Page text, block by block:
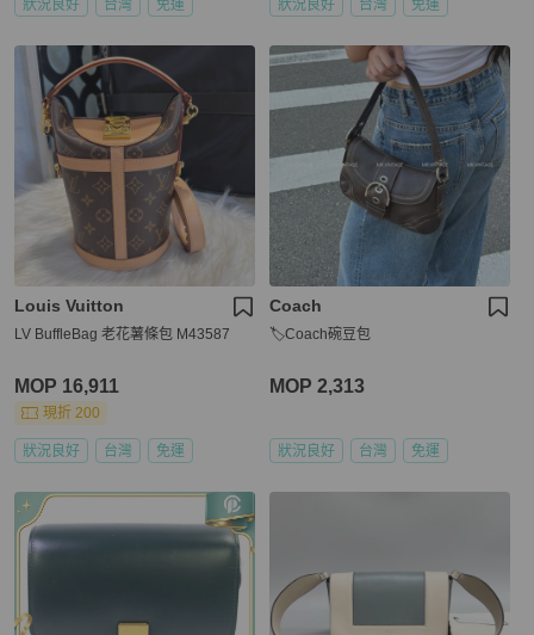
狀況良好 台灣 免運 狀況良好 台灣 免運
Louis Vuitton
LV BuffleBag 老花薯條包 M43587
MOP 16,911
現折 200
狀況良好 台灣 免運
Coach
🏷Coach碗豆包
MOP 2,313
狀況良好 台灣 免運